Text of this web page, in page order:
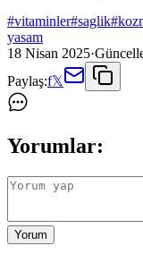
#vitaminler#saglik#
yasam
18 Nisan 2025·
Paylaş:f𝕏
Yorumlar:
Yorum